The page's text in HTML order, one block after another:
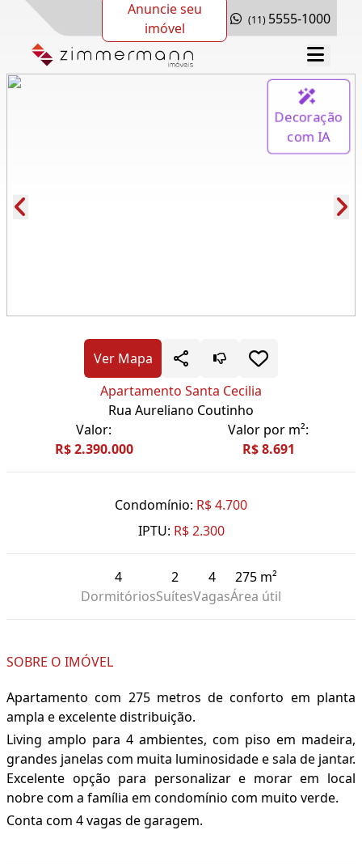
Anuncie seu
imóvel
(11) 5555-1000
Decoração
com IA
Ver Mapa
Apartamento Santa Cecilia
Rua Aureliano Coutinho
Valor:
R$ 2.390.000
Valor por m²:
R$ 8.691
Condomínio: R$ 4.700
IPTU: R$ 2.300
4
Dormitórios
2
Suítes
4
Vagas
275 m²
Área útil
SOBRE O IMÓVEL
Apartamento com 275 metros de conforto em planta
ampla e excelente distribuição.
Living amplo para 4 ambientes, com piso em madeira,
grandes janelas com muita luminosidade e sala de jantar.
Excelente opção para personalizar e morar em local
nobre com a família em condomínio com muito verde.
Conta com 4 vagas de garagem.